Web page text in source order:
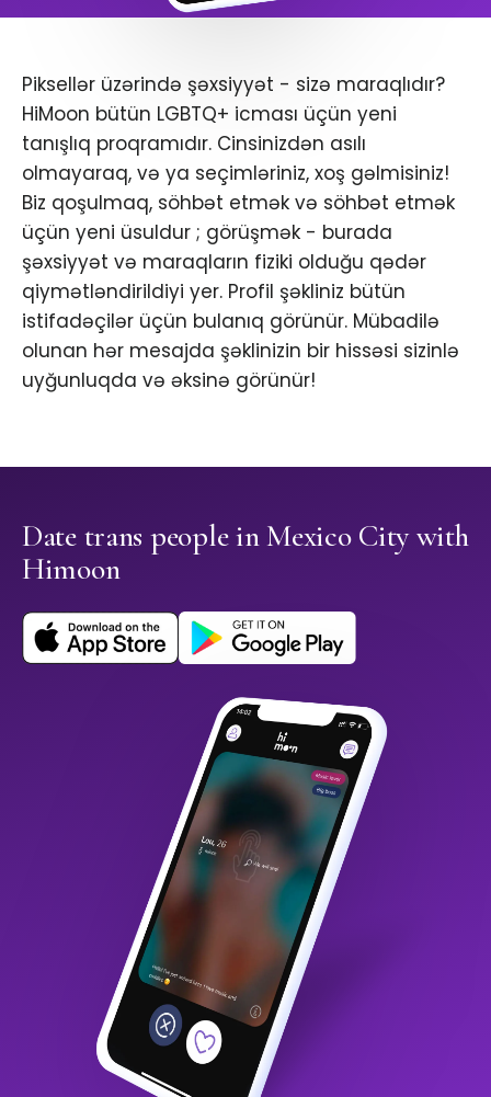
Piksellər üzərində şəxsiyyət - sizə maraqlıdır?
HiMoon bütün LGBTQ+ icması üçün yeni
tanışlıq proqramıdır. Cinsinizdən asılı
olmayaraq, və ya seçimləriniz, xoş gəlmisiniz!
Biz qoşulmaq, söhbət etmək və söhbət etmək
üçün yeni üsuldur ; görüşmək - burada
şəxsiyyət və maraqların fiziki olduğu qədər
qiymətləndirildiyi yer. Profil şəkliniz bütün
istifadəçilər üçün bulanıq görünür. Mübadilə
olunan hər mesajda şəklinizin bir hissəsi sizinlə
uyğunluqda və əksinə görünür!
Date trans people in Mexico City with
Himoon